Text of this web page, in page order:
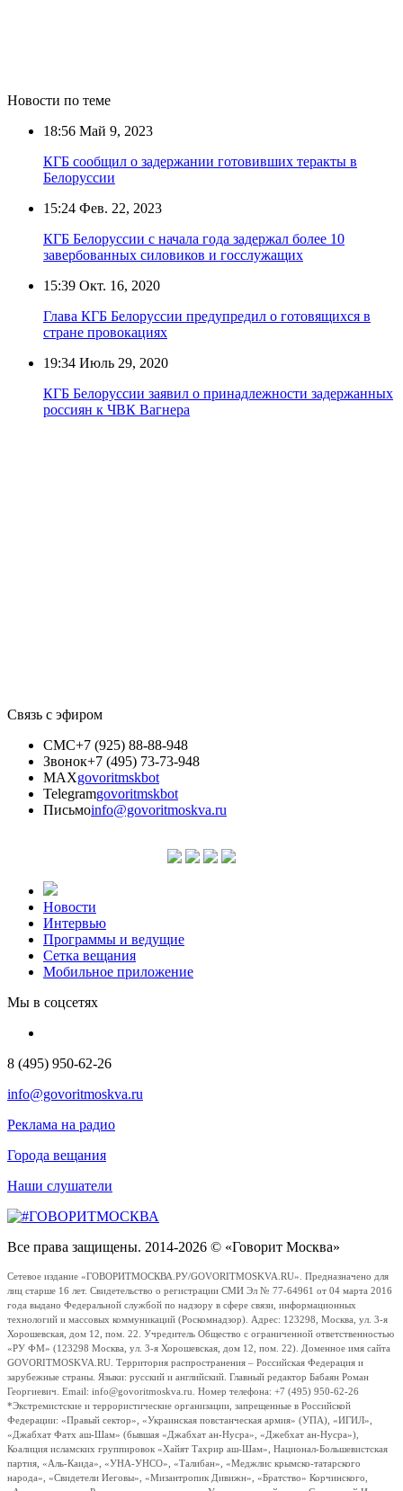
Новости по теме
18:56 Май 9, 2023
КГБ сообщил о задержании готовивших теракты в
Белоруссии
15:24 Фев. 22, 2023
КГБ Белоруссии с начала года задержал более 10
завербованных силовиков и госслужащих
15:39 Окт. 16, 2020
Глава КГБ Белоруссии предупредил о готовящихся в
стране провокациях
19:34 Июль 29, 2020
КГБ Белоруссии заявил о принадлежности задержанных
россиян к ЧВК Вагнера
Связь с эфиром
СМС+7 (925) 88-88-948
Звонок+7 (495) 73-73-948
MAXgovoritmskbot
Telegramgovoritmskbot
Письмоinfo@govoritmoskva.ru
Новости
Интервью
Программы и ведущие
Сетка вещания
Мобильное приложение
Мы в соцсетях
8 (495) 950-62-26
info@govoritmoskva.ru
Реклама на радио
Города вещания
Наши слушатели
Все права защищены. 2014-2026 © «Говорит Москва»
Сетевое издание «ГОВОРИТМОСКВА.РУ/GOVORITMOSKVA.RU». Предназначено для
лиц старше 16 лет. Свидетельство о регистрации СМИ Эл № 77-64961 от 04 марта 2016
года выдано Федеральной службой по надзору в сфере связи, информационных
технологий и массовых коммуникаций (Роскомнадзор). Адрес: 123298, Москва, ул. 3-я
Хорошевская, дом 12, пом. 22. Учредитель Общество с ограниченной ответственностью
«РУ ФМ» (123298 Москва, ул. 3-я Хорошевская, дом 12, пом. 22). Доменное имя сайта
GOVORITMOSKVA.RU. Территория распространения – Российская Федерация и
зарубежные страны. Языки: русский и английский. Главный редактор Бабаян Роман
Георгиевич. Email: info@govoritmoskva.ru. Номер телефона: +7 (495) 950-62-26
*Экстремистские и террористические организации, запрещенные в Российской
Федерации: «Правый сектор», «Украинская повстанческая армия» (УПА), «ИГИЛ»,
«Джабхат Фатх аш-Шам» (бывшая «Джабхат ан-Нусра», «Джебхат ан-Нусра»),
Коалиция исламских группировок «Хайят Тахрир аш-Шам», Национал-Большевистская
партия, «Аль-Каида», «УНА-УНСО», «Талибан», «Меджлис крымско-татарского
народа», «Свидетели Иеговы», «Мизантропик Дивижн», «Братство» Корчинского,